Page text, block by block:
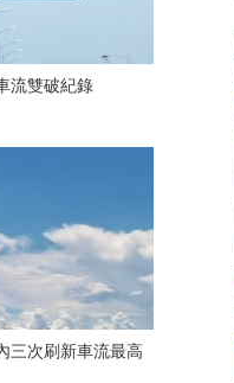
流雙破紀錄
三次刷新車流最高